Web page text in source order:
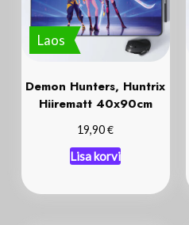
Laos
Demon Hunters, Huntrix
Hiirematt 40x90cm
19,90€
Lisa korvi